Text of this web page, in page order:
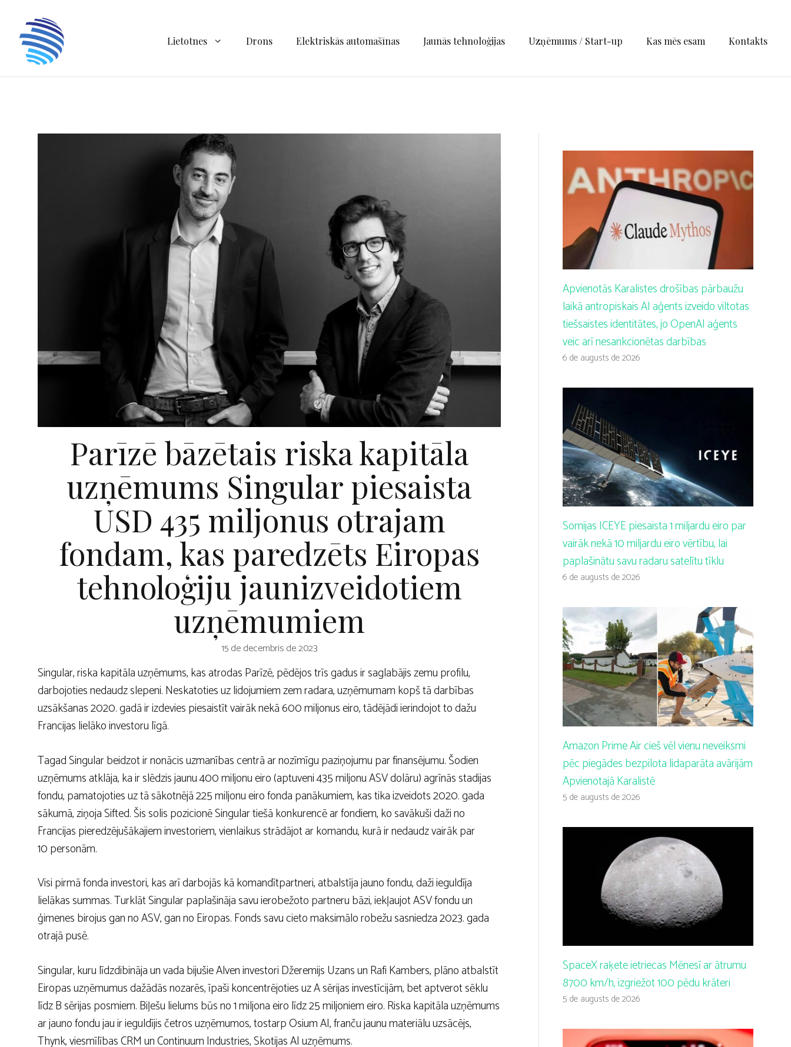
saturu
Lietotnes Drons Elektriskās automašīnas Jaunās tehnoloģijas Uzņēmums / Start-up Kas mēs esam Kontakts
Parīzē bāzētais riska kapitāla
uzņēmums Singular piesaista
USD 435 miljonus otrajam
fondam, kas paredzēts Eiropas
tehnoloģiju jaunizveidotiem
uzņēmumiem
15 de decembris de 2023
Singular, riska kapitāla uzņēmums, kas atrodas Parīzē, pēdējos trīs gadus ir saglabājis zemu profilu,
darbojoties nedaudz slepeni. Neskatoties uz lidojumiem zem radara, uzņēmumam kopš tā darbības
uzsākšanas 2020. gadā ir izdevies piesaistīt vairāk nekā 600 miljonus eiro, tādējādi ierindojot to dažu
Francijas lielāko investoru līgā.
Tagad Singular beidzot ir nonācis uzmanības centrā ar nozīmīgu paziņojumu par finansējumu. Šodien
uzņēmums atklāja, ka ir slēdzis jaunu 400 miljonu eiro (aptuveni 435 miljonu ASV dolāru) agrīnās stadijas
fondu, pamatojoties uz tā sākotnējā 225 miljonu eiro fonda panākumiem, kas tika izveidots 2020. gada
sākumā, ziņoja Sifted. Šis solis pozicionē Singular tiešā konkurencē ar fondiem, ko savākuši daži no
Francijas pieredzējušākajiem investoriem, vienlaikus strādājot ar komandu, kurā ir nedaudz vairāk par
10 personām.
Visi pirmā fonda investori, kas arī darbojās kā komandītpartneri, atbalstīja jauno fondu, daži ieguldīja
lielākas summas. Turklāt Singular paplašināja savu ierobežoto partneru bāzi, iekļaujot ASV fondu un
ģimenes birojus gan no ASV, gan no Eiropas. Fonds savu cieto maksimālo robežu sasniedza 2023. gada
otrajā pusē.
Singular, kuru līdzdibināja un vada bijušie Alven investori Džeremijs Uzans un Rafi Kambers, plāno atbalstīt
Eiropas uzņēmumus dažādās nozarēs, īpaši koncentrējoties uz A sērijas investīcijām, bet aptverot sēklu
līdz B sērijas posmiem. Biļešu lielums būs no 1 miljona eiro līdz 25 miljoniem eiro. Riska kapitāla uzņēmums
ar jauno fondu jau ir ieguldījis četros uzņēmumos, tostarp Osium AI, franču jaunu materiālu uzsācējs,
Thynk, viesmīlības CRM un Continuum Industries, Skotijas AI uzņēmums.
Apvienotās Karalistes drošības pārbaužu
laikā antropiskais AI aģents izveido viltotas
tiešsaistes identitātes, jo OpenAI aģents
veic arī nesankcionētas darbības
6 de augusts de 2026
Somijas ICEYE piesaista 1 miljardu eiro par
vairāk nekā 10 miljardu eiro vērtību, lai
paplašinātu savu radaru satelītu tīklu
6 de augusts de 2026
Amazon Prime Air cieš vēl vienu neveiksmi
pēc piegādes bezpilota lidaparāta avārijām
Apvienotajā Karalistē
5 de augusts de 2026
SpaceX raķete ietriecas Mēnesī ar ātrumu
8700 km/h, izgriežot 100 pēdu krāteri
5 de augusts de 2026